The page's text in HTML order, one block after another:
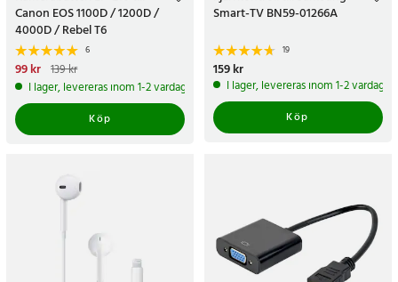
Canon EOS 1100D / 1200D /
4000D / Rebel T6
6
Nuvarande pris
pris:139 kr
99 kr 139 kr
I lager, levereras inom 1-2 vardagar
Köp
Smart-TV BN59-01266A
19
Pris:159 kr
159 kr
I lager, levereras inom 1-2 vardagar
Köp